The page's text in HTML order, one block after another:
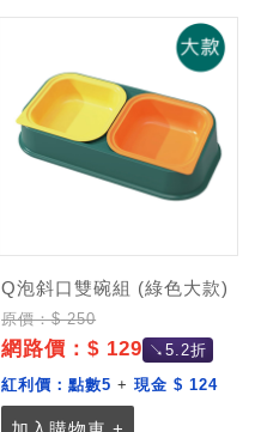
Q泡斜口雙碗組 (綠色大款)
原價：$ 250
網路價：$ 129 ↘5.2折
紅利價：點數5 +現金 $ 124